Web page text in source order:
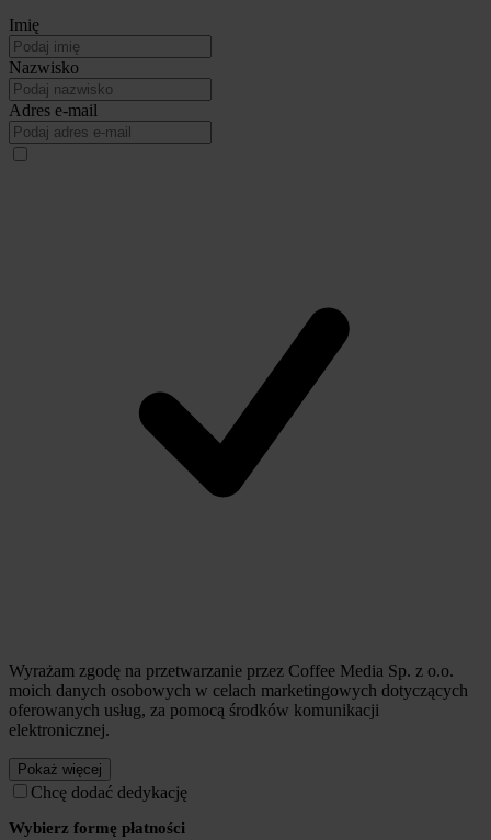
Imię
Nazwisko
Adres e-mail
Wyrażam zgodę na przetwarzanie przez Coffee Media Sp. z o.o.
moich danych osobowych w celach marketingowych dotyczących
oferowanych usług, za pomocą środków komunikacji
elektronicznej.
Pokaż więcej
Chcę dodać dedykację
Wybierz formę płatności